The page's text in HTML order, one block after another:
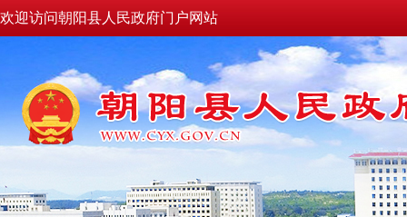
欢迎访问朝阳县人民政府门户网站